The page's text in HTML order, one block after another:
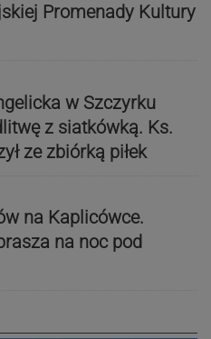
Promenady Kultury
w Szczyrku
z siatkówką. Ks.
ze zbiórką piłek
na Kaplicówce.
na noc pod